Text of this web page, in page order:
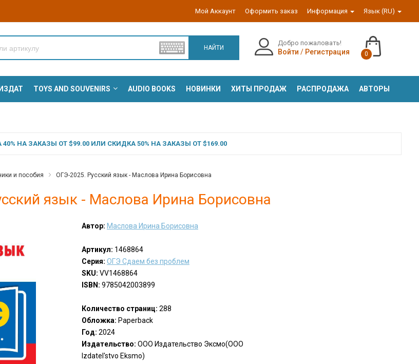
Мой Аккаунт Оформить заказ Информация Язык (RU)
НАЙТИ
Добро пожаловать!
Войти / Регистрация 0
TOYS AND SOUVENIRS AUDIO BOOKS НОВИНКИ ХИТЫ ПРОДАЖ РАСПРОДАЖА АВТОРЫ
НА ЗАКАЗЫ ОТ $99.00 ИЛИ СКИДКА 50% НА ЗАКАЗЫ ОТ $169.00
и пособия ОГЭ-2025. Русский язык - Маслова Ирина Борисовна
язык - Маслова Ирина Борисовна
Автор: Маслова Ирина Борисовна
Артикул: 1468864
Серия: ОГЭ Сдаем без проблем
SKU: VV1468864
ISBN: 9785042003899
Количество страниц: 288
Обложка: Paperback
Год: 2024
Издательство: ООО Издательство Эксмо(OOO
Izdatel'stvo Eksmo)